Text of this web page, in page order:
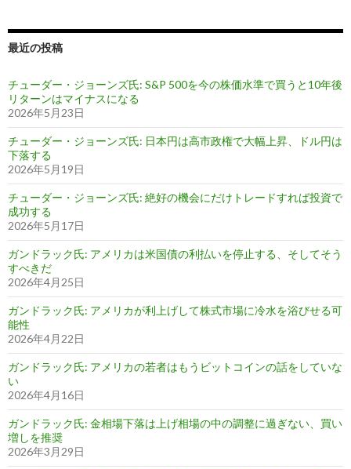
最近の投稿
チューダー・ジョーンズ氏: S&P 500を今の株価水準で買うと10年後
リターンはマイナスになる
2026年5月23日
チューダー・ジョーンズ氏: 日本円は高市政権で大幅上昇、ドル円は
下落する
2026年5月19日
チューダー・ジョーンズ氏: 絶好の機会にだけトレードすれば投資で
成功する
2026年5月17日
ガンドラック氏: アメリカは米国債の利払いを停止する、そしてそう
すべきだ
2026年4月25日
ガンドラック氏: アメリカが利上げして株式市場に冷水を浴びせる可
能性
2026年4月22日
ガンドラック氏: アメリカの若者はもうビットコインの話をしていな
い
2026年4月16日
ガンドラック氏: 金相場下落は上げ相場の中の調整に過ぎない、買い
増しを推奨
2026年3月29日